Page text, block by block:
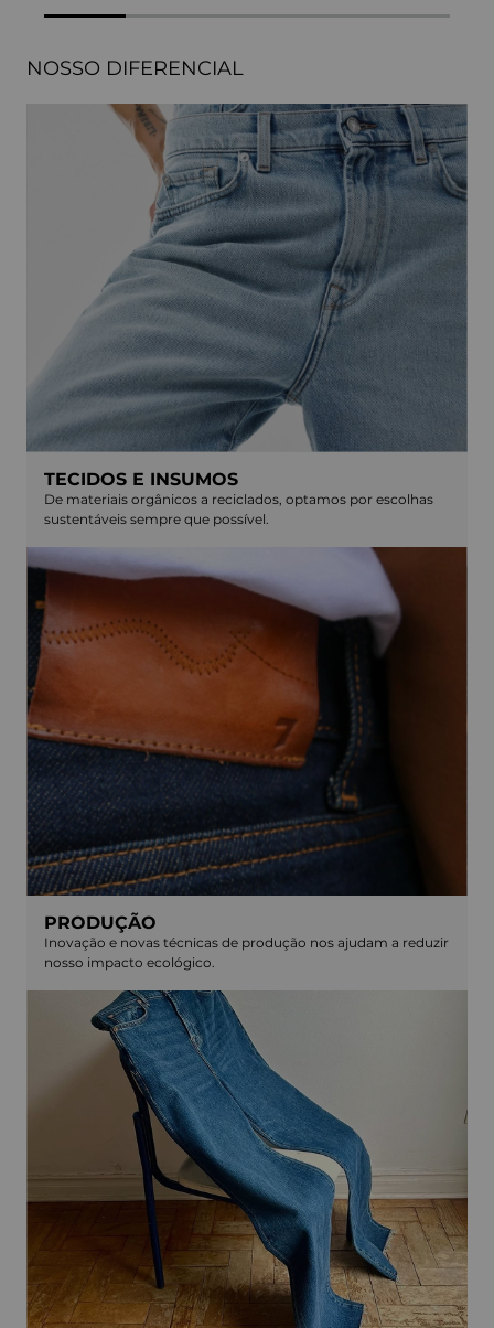
NOSSO DIFERENCIAL
TECIDOS E INSUMOS
De materiais orgânicos a reciclados, optamos por escolhas
sustentáveis sempre que possível.
PRODUÇÃO
Inovação e novas técnicas de produção nos ajudam a reduzir
nosso impacto ecológico.